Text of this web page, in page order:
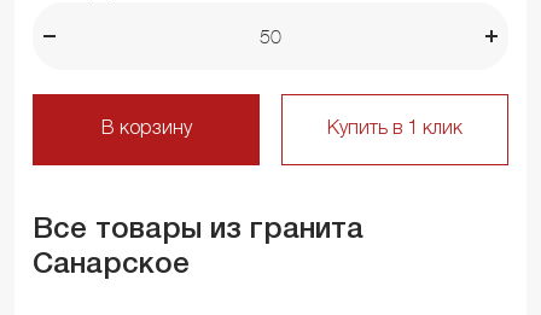
В корзину Купить в 1 клик
Все товары из гранита
Санарское